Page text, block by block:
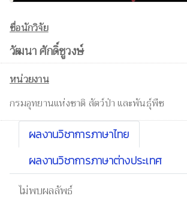
ชื่อนักวิจัย
วัฒนา ศักดิ์ชูวงษ์
หน่วยงาน
กรมอุทยานแห่งชาติ สัตว์ป่า และพันธุ์พืช
ผลงานวิชาการภาษาไทย
ผลงานวิชาการภาษาต่างประเทศ
ไม่พบผลลัพธ์